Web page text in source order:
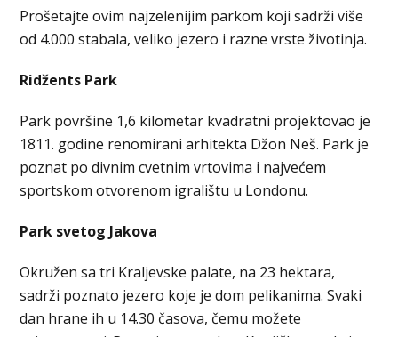
Prošetajte ovim najzelenijim parkom koji sadrži više
od 4.000 stabala, veliko jezero i razne vrste životinja.
Ridžents Park
Park površine 1,6 kilometar kvadratni projektovao je
1811. godine renomirani arhitekta Džon Neš. Park je
poznat po divnim cvetnim vrtovima i najvećem
sportskom otvorenom igralištu u Londonu.
Park svetog Jakova
Okružen sa tri Kraljevske palate, na 23 hektara,
sadrži poznato jezero koje je dom pelikanima. Svaki
dan hrane ih u 14.30 časova, čemu možete